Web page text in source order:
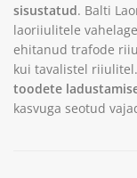
sisustatud. Balti
laoriiulitele
ehitanud trafode
kui tavalistel
toodete
kasvuga seotud